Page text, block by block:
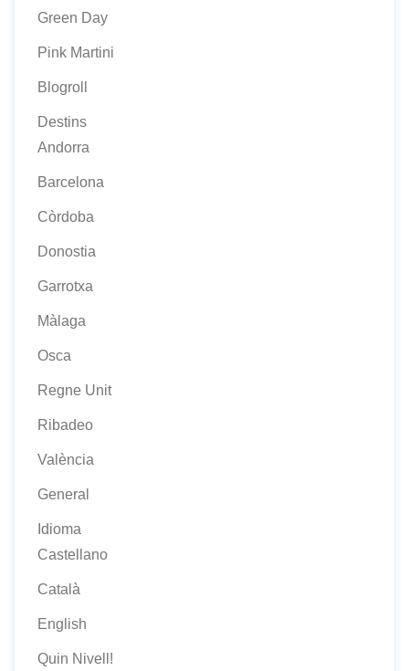
Green Day
Pink Martini
Blogroll
Destins
Andorra
Barcelona
Còrdoba
Donostia
Garrotxa
Màlaga
Osca
Regne Unit
Ribadeo
València
General
Idioma
Castellano
Català
English
Quin Nivell!